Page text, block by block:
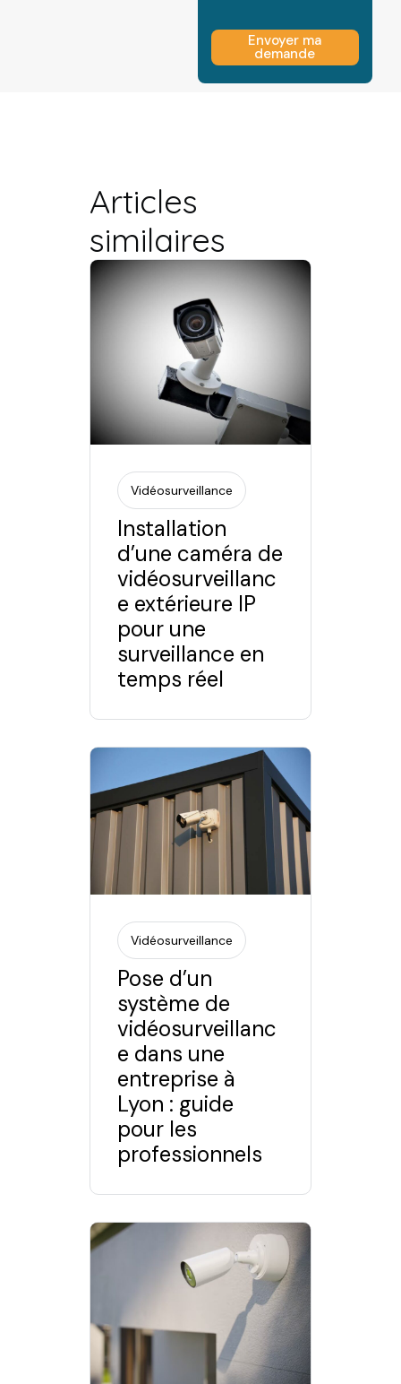
Envoyer ma
demande
Articles
similaires
Vidéosurveillance
Installation
d’une caméra de
vidéosurveillanc
e extérieure IP
pour une
surveillance en
temps réel
Vidéosurveillance
Pose d’un
système de
vidéosurveillanc
e dans une
entreprise à
Lyon : guide
pour les
professionnels